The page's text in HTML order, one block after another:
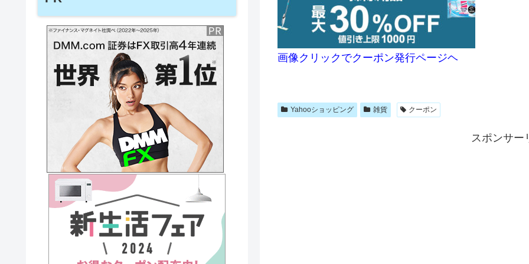
画像クリックでクーポン発行ページヘ
Yahooショッピング 雑貨 クーポン
スポンサー